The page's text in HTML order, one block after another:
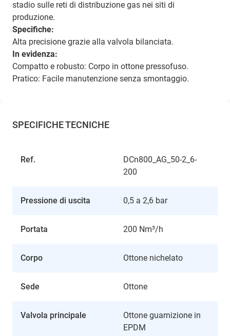
stadio sulle reti di distribuzione gas nei siti di
produzione.
Specifiche:
Alta precisione grazie alla valvola bilanciata.
In evidenza:
Compatto e robusto: Corpo in ottone pressofuso.
Pratico: Facile manutenzione senza smontaggio.
SPECIFICHE TECNICHE
Ref.
DCn800_AG_50-2_6-
200
Pressione di uscita 0,5 a 2,6 bar
Portata 200 Nm³/h
Corpo Ottone nichelato
Sede Ottone
Valvola principale
Ottone guarnizione in
EPDM